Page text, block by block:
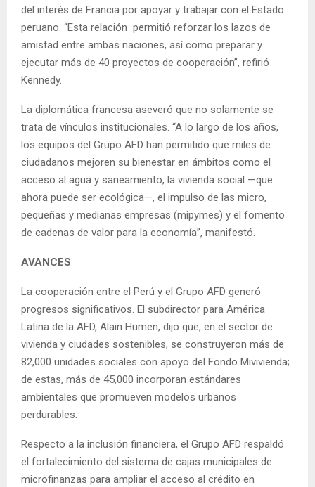
del interés de Francia por apoyar y trabajar con el Estado
peruano. “Esta relación permitió reforzar los lazos de
amistad entre ambas naciones, así como preparar y
ejecutar más de 40 proyectos de cooperación”, refirió
Kennedy.
La diplomática francesa aseveró que no solamente se
trata de vínculos institucionales. “A lo largo de los años,
los equipos del Grupo AFD han permitido que miles de
ciudadanos mejoren su bienestar en ámbitos como el
acceso al agua y saneamiento, la vivienda social —que
ahora puede ser ecológica—, el impulso de las micro,
pequeñas y medianas empresas (mipymes) y el fomento
de cadenas de valor para la economía”, manifestó.
AVANCES
La cooperación entre el Perú y el Grupo AFD generó
progresos significativos. El subdirector para América
Latina de la AFD, Alain Humen, dijo que, en el sector de
vivienda y ciudades sostenibles, se construyeron más de
82,000 unidades sociales con apoyo del Fondo Mivivienda;
de estas, más de 45,000 incorporan estándares
ambientales que promueven modelos urbanos
perdurables.
Respecto a la inclusión financiera, el Grupo AFD respaldó
el fortalecimiento del sistema de cajas municipales de
microfinanzas para ampliar el acceso al crédito en